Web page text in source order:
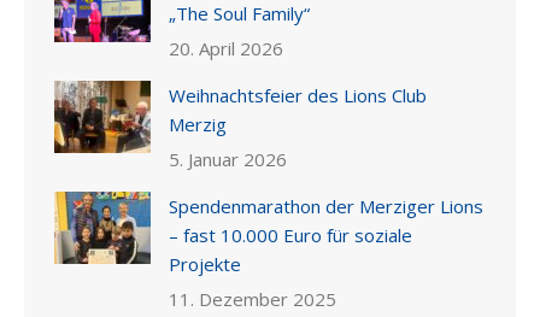
„The Soul Family“
20. April 2026
Weihnachtsfeier des Lions Club
Merzig
5. Januar 2026
Spendenmarathon der Merziger Lions
– fast 10.000 Euro für soziale
Projekte
11. Dezember 2025